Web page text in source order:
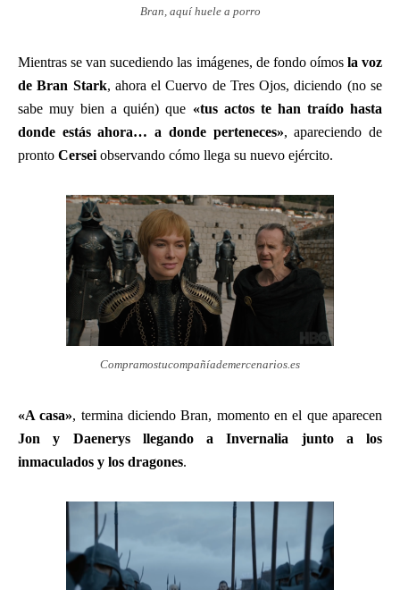
Bran, aquí huele a porro
Mientras se van sucediendo las imágenes, de fondo oímos la voz
de Bran Stark, ahora el Cuervo de Tres Ojos, diciendo (no se
sabe muy bien a quién) que «tus actos te han traído hasta
donde estás ahora… a donde perteneces», apareciendo de
pronto Cersei observando cómo llega su nuevo ejército.
Compramostucompañíademercenarios.es
«A casa», termina diciendo Bran, momento en el que aparecen
Jon y Daenerys llegando a Invernalia junto a los
inmaculados y los dragones.